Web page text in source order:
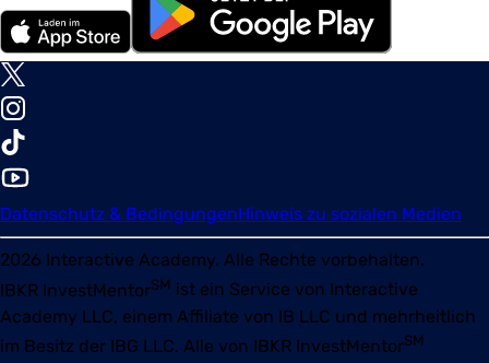
Datenschutz & BedingungenHinweis zu sozialen Medien
2026 Interactive Academy. Alle Rechte vorbehalten.
IBKR InvestMentorSM ist ein Service von Interactive
Academy LLC, einem Affiliate von IB LLC und mehrheitlich
im Besitz der IBG LLC. Alle von IBKR InvestMentorSM